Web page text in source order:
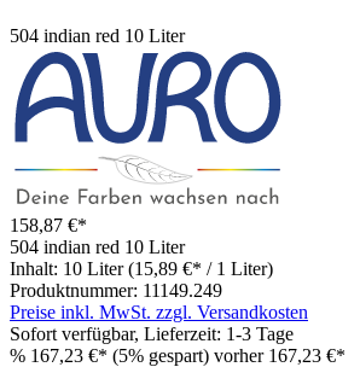
504 indian red 10 Liter
158,87 €*
504 indian red 10 Liter
Inhalt: 10 Liter (15,89 €* / 1 Liter)
Produktnummer: 11149.249
Preise inkl. MwSt. zzgl. Versandkosten
Sofort verfügbar, Lieferzeit: 1-3 Tage
% 167,23 €* (5% gespart) vorher 167,23 €*